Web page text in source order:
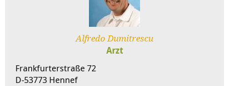
Alfredo Dumitrescu
Arzt
Frankfurterstraße 72
D-53773 Hennef